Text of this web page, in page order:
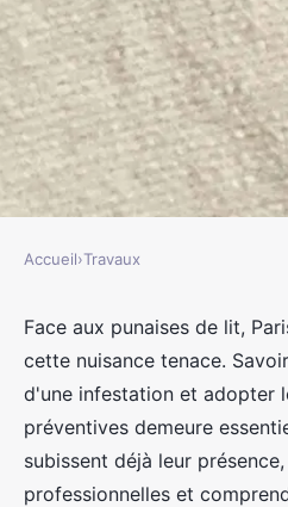
Lutte efficace
lit à Paris
jacqueline•20 mai 2024 •3 min
Accueil›Travaux
Face aux punaises de lit,
cette nuisance tenace.
d'une infestation et adopter
préventives demeure
subissent déjà leur
professionnelles et